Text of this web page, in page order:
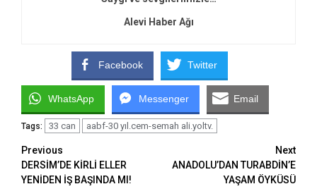
Alevi Haber Ağı
Facebook Twitter
WhatsApp Messenger Email
Tags: 33 can aabf-30 yıl.cem-semah ali.yoltv.
Continue
Reading
Previous
DERSİM’DE KİRLİ ELLER
YENİDEN İŞ BAŞINDA MI!
Next
ANADOLU’DAN TURABDİN’E
YAŞAM ÖYKÜSÜ